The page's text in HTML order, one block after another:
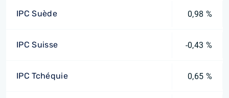
IPC Suède 0,98 %
IPC Suisse -0,43 %
IPC Tchéquie 0,65 %